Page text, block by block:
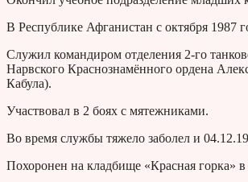
В Республике Афганистан с октября 1987
Служил командиром отделения 2-го
Нарвского Краснознамённого ордена
Кабула).
Участвовал в 2 боях с мятежниками.
Во время службы тяжело заболел и
Похоронен на кладбище «Красная горка»